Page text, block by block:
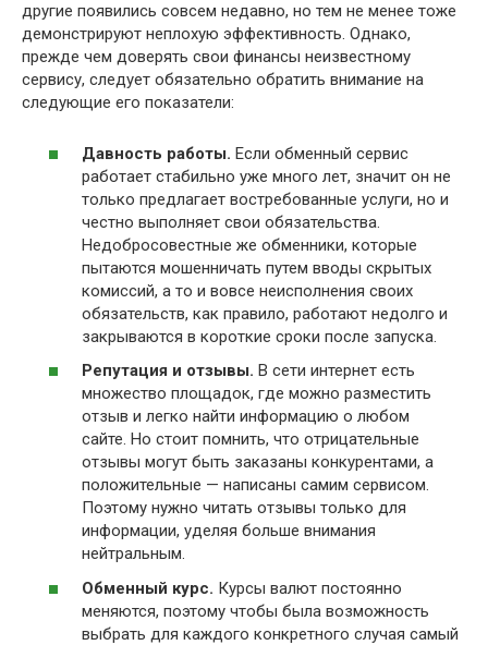
другие появились совсем недавно, но тем не менее тоже
демонстрируют неплохую эффективность. Однако,
прежде чем доверять свои финансы неизвестному
сервису, следует обязательно обратить внимание на
следующие его показатели:
Давность работы. Если обменный сервис
работает стабильно уже много лет, значит он не
только предлагает востребованные услуги, но и
честно выполняет свои обязательства.
Недобросовестные же обменники, которые
пытаются мошенничать путем вводы скрытых
комиссий, а то и вовсе неисполнения своих
обязательств, как правило, работают недолго и
закрываются в короткие сроки после запуска.
Репутация и отзывы. В сети интернет есть
множество площадок, где можно разместить
отзыв и легко найти информацию о любом
сайте. Но стоит помнить, что отрицательные
отзывы могут быть заказаны конкурентами, а
положительные — написаны самим сервисом.
Поэтому нужно читать отзывы только для
информации, уделяя больше внимания
нейтральным.
Обменный курс. Курсы валют постоянно
меняются, поэтому чтобы была возможность
выбрать для каждого конкретного случая самый